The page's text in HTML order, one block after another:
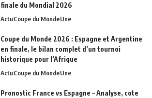
finale du Mondial 2026
ActuCoupe du MondeUne
Coupe du Monde 2026 : Espagne et Argentine
en finale, le bilan complet d’un tournoi
historique pour l’Afrique
ActuCoupe du MondeUne
Pronostic France vs Espagne – Analyse, cote